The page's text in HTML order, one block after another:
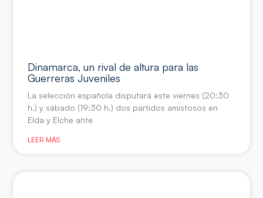
Dinamarca, un rival de altura para las
Guerreras Juveniles
La selección española disputará este viernes (20:30
h.) y sábado (19:30 h.) dos partidos amistosos en
Elda y Elche ante
LEER MÁS